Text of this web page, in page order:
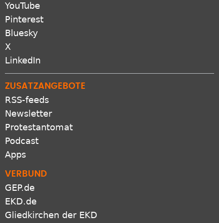
YouTube
Pinterest
Bluesky
X
LinkedIn
ZUSATZANGEBOTE
RSS-feeds
Newsletter
Protestantomat
Podcast
Apps
VERBUND
GEP.de
EKD.de
Gliedkirchen der EKD